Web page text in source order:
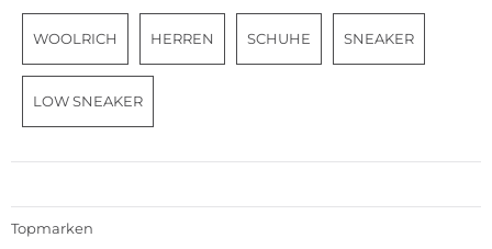
WOOLRICH HERREN SCHUHE SNEAKER
LOW SNEAKER
Topmarken